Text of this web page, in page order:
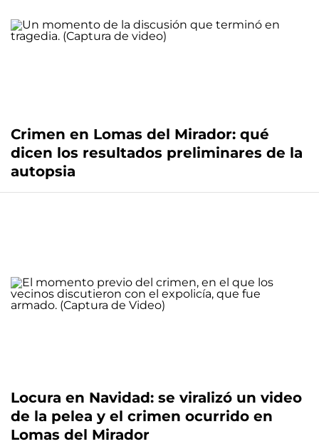
Crimen en Lomas del Mirador: qué
dicen los resultados preliminares de la
autopsia
Locura en Navidad: se viralizó un video
de la pelea y el crimen ocurrido en
Lomas del Mirador